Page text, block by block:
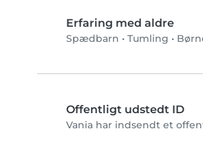
Erfaring med aldre
Spædbarn • Tumling •
Offentligt udstedt ID
Vania har indsendt et